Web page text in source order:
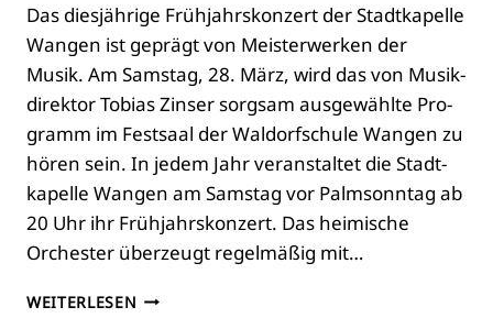
TEN
AUS
SCHWEIZ
Das dies­jäh­ri­ge Früh­jahrs­kon­zert der Stadt­ka­pel­le
Wan­gen ist geprägt von Meis­ter­wer­ken der
Musik. Am Sams­tag, 28. März, wird das von Musik­
di­rek­tor Tobi­as Zins­er sorg­sam aus­ge­wähl­te Pro­
gramm im Fest­saal der Wal­dorf­schu­le Wan­gen zu
hören sein. In jedem Jahr ver­an­stal­tet die Stadt­
ka­pel­le Wan­gen am Sams­tag vor Palm­sonn­tag ab
20 Uhr ihr Früh­jahrs­kon­zert. Das hei­mi­sche
Orches­ter über­zeugt regel­mä­ßig mit…
WEITERLESEN MEIS­